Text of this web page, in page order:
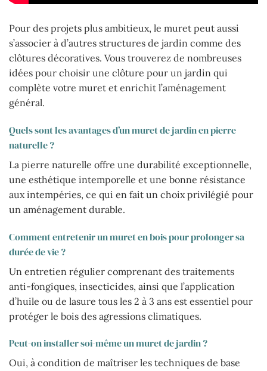
Pour des projets plus ambitieux, le muret peut aussi
s’associer à d’autres structures de jardin comme des
clôtures décoratives. Vous trouverez de nombreuses
idées pour choisir une clôture pour un jardin qui
complète votre muret et enrichit l’aménagement
général.
Quels sont les avantages d’un muret de jardin en pierre
naturelle ?
La pierre naturelle offre une durabilité exceptionnelle,
une esthétique intemporelle et une bonne résistance
aux intempéries, ce qui en fait un choix privilégié pour
un aménagement durable.
Comment entretenir un muret en bois pour prolonger sa
durée de vie ?
Un entretien régulier comprenant des traitements
anti-fongiques, insecticides, ainsi que l’application
d’huile ou de lasure tous les 2 à 3 ans est essentiel pour
protéger le bois des agressions climatiques.
Peut-on installer soi-même un muret de jardin ?
Oui, à condition de maîtriser les techniques de base